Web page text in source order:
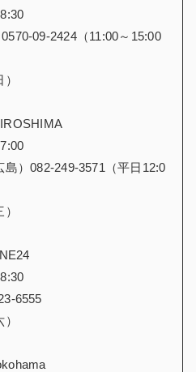
09-2424（11:00～15:00
）082-249-3571（平日12:0
6555